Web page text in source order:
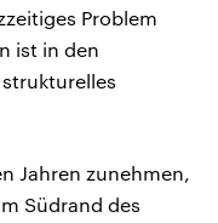
Problem
ist in den
Jahren zunehmen,
Südrand des